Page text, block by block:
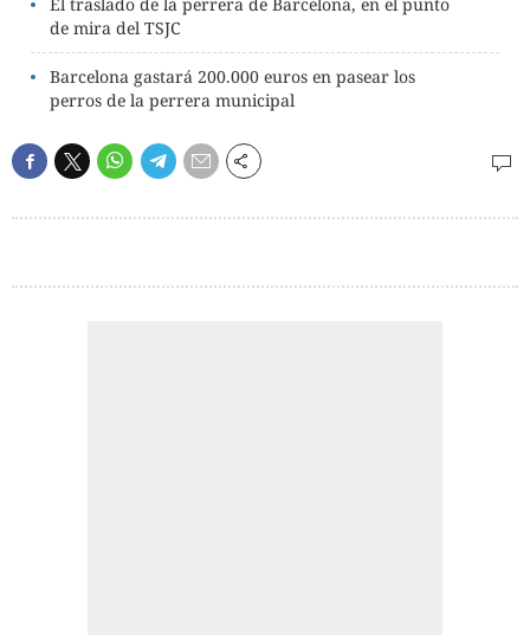
de mira del TSJC
Barcelona gastará 200.000 euros en pasear los
perros de la perrera municipal